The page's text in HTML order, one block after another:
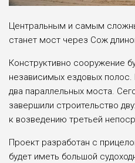
Центральным и самым
станет мост через Сож
Конструктивно сооружение
независимых ездовых
два параллельных моста.
завершили строительство
к возведению третьей
Проект разработан с
будет иметь большой